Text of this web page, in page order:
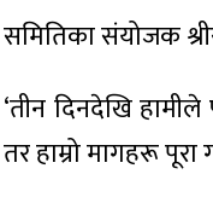
समितिका संयोजक
‘तीन दिनदेखि
तर हाम्रो मागहरू